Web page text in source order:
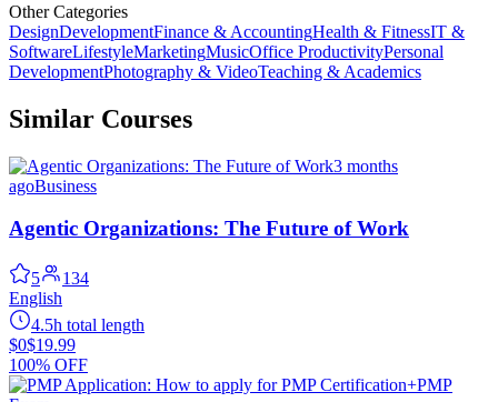
Other Categories
DesignDevelopmentFinance & AccountingHealth & FitnessIT &
SoftwareLifestyleMarketingMusicOffice ProductivityPersonal
DevelopmentPhotography & VideoTeaching & Academics
Similar Courses
3 months
agoBusiness
Agentic Organizations: The Future of Work
5
134
English
4.5h total length
$0$19.99
100% OFF